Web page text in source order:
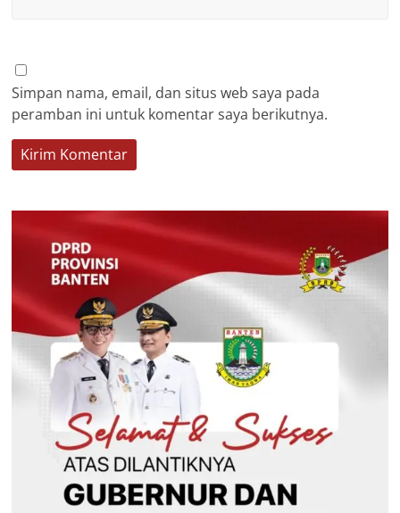
Simpan nama, email, dan situs web saya pada
peramban ini untuk komentar saya berikutnya.